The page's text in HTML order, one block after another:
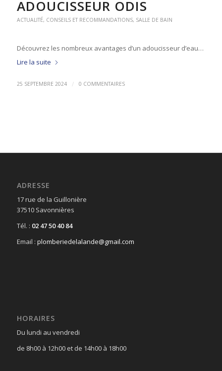
ADOUCISSEUR ODIS
ACTUALITÉ, CONSEILS ET RECOMMANDATIONS, SALLE DE BAIN
Découvrez les nombreux avantages d’un adoucisseur d’eau…
Lire la suite
25 SEPTEMBRE 2024 / 0 COMMENTAIRES
ADRESSE
17 rue de la Guillonière
37510 Savonnières
Tél. : 02 47 50 40 84
Email : plomberiedelalande@gmail.com
HORAIRES
Du lundi au vendredi
de 8h00 à 12h00 et de 14h00 à 18h00